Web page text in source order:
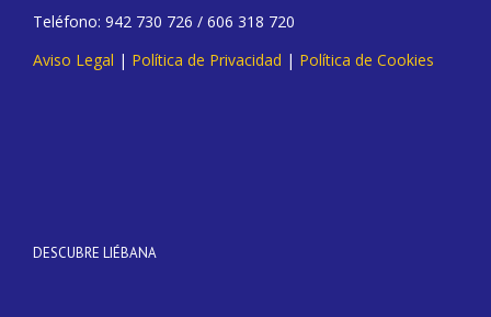
Teléfono: 942 730 726 / 606 318 720
Aviso Legal | Política de Privacidad | Política de Cookies
DESCUBRE LIÉBANA